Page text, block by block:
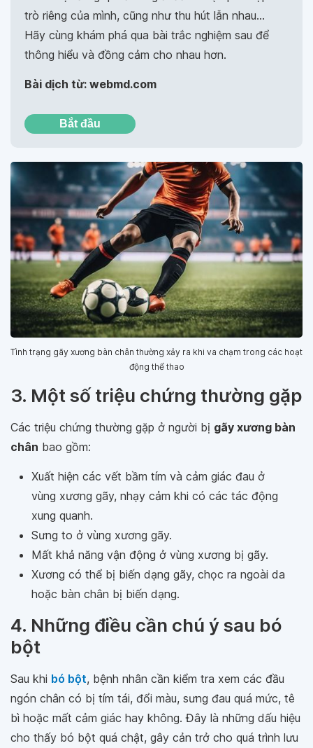
trò riêng của mình, cũng như thu hút lẫn nhau…
Hãy cùng khám phá qua bài trắc nghiệm sau để
thông hiểu và đồng cảm cho nhau hơn.
Bài dịch từ: webmd.com
Bắt đầu
Tình trạng gãy xương bàn chân thường xảy ra khi va chạm trong các hoạt
động thể thao
3. Một số triệu chứng thường gặp
Các triệu chứng thường gặp ở người bị gãy xương bàn
chân bao gồm:
Xuất hiện các vết bầm tím và cảm giác đau ở
vùng xương gãy, nhạy cảm khi có các tác động
xung quanh.
Sưng to ở vùng xương gãy.
Mất khả năng vận động ở vùng xương bị gãy.
Xương có thể bị biến dạng gãy, chọc ra ngoài da
hoặc bàn chân bị biến dạng.
4. Những điều cần chú ý sau bó
bột
Sau khi bó bột, bệnh nhân cần kiểm tra xem các đầu
ngón chân có bị tím tái, đổi màu, sưng đau quá mức, tê
bì hoặc mất cảm giác hay không. Đây là những dấu hiệu
cho thấy bó bột quá chật, gây cản trở cho quá trình lưu